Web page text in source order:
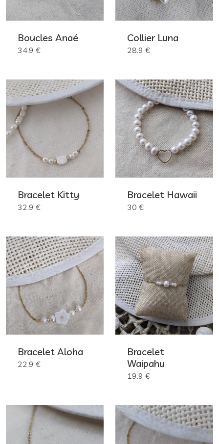
Boucles Anaé
34.9 €
Collier Luna
28.9 €
Bracelet Kitty
32.9 €
Bracelet Hawaii
30 €
Bracelet Aloha
22.9 €
Bracelet
Waipahu
19.9 €